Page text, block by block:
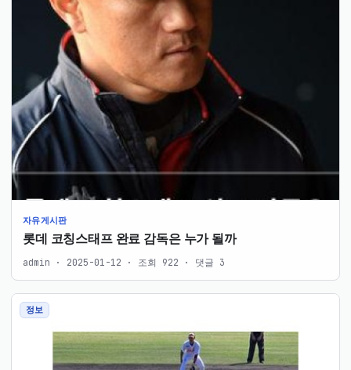
자유게시판
롯데 코칭스태프 완료 감독은 누가 될까
admin · 2025-01-12 · 조회 922 · 댓글 3
정보